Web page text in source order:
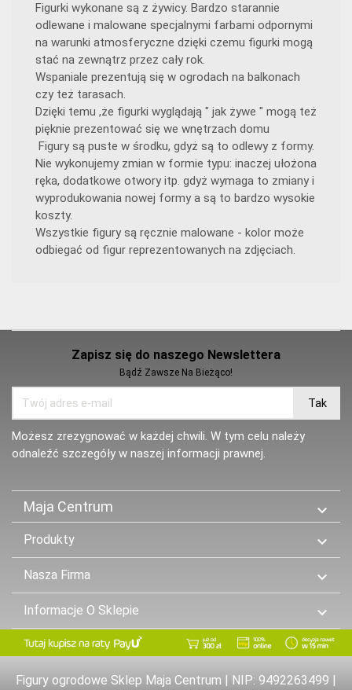
Figurki wykonane są z żywicy. Bardzo starannie
odlewane i malowane specjalnymi farbami odpornymi
na warunki atmosferyczne dzięki czemu figurki mogą
stać na zewnątrz przez cały rok.
Wspaniale prezentują się w ogrodach na balkonach
czy też tarasach.
Dzięki temu ,że figurki wyglądają " jak żywe " mogą też
pięknie prezentować się we wnętrzach domu
Figury są puste w środku, gdyż są to odlewy z formy.
Nie wykonujemy zmian w formie typu: inaczej ułożona
ręka, dodatkowe otwory itp. gdyż wymaga to zmiany i
wyprodukowania nowej formy a są to bardzo wysokie
koszty.
Wszystkie figury są ręcznie malowane - kolor może
odbiegać od figur reprezentowanych na zdjęciach.
Zapisz się do naszego Newslettera
Bądź Zawsze Na Bieżąco!
Możesz zrezygnować w każdej chwili. W tym celu należy
odnaleźć szczegóły w naszej informacji prawnej.
Maja Centrum 
Produkty 
Nasza Firma 
Informacje O Sklepie 
Figury ogrodowe Sklep Maja Centrum | NIP: 9492263499 |